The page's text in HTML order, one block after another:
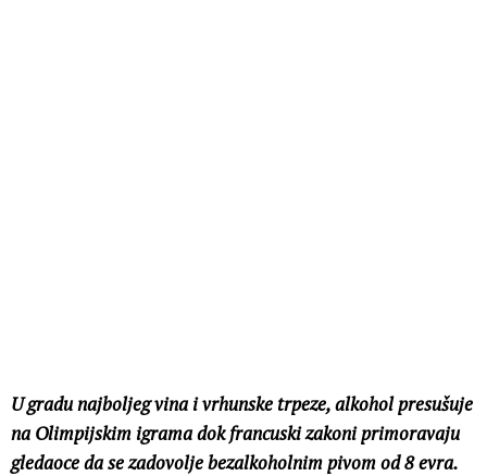
U gradu najboljeg vina i vrhunske trpeze, alkohol presušuje
na Olimpijskim igrama dok francuski zakoni primoravaju
gledaoce da se zadovolje bezalkoholnim pivom od 8 evra.